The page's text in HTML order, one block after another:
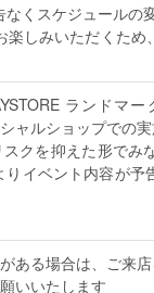
くスケジュールの
楽しみいただくた
ランドマ
ャルショップでの
クを抑えた形でみ
イベント内容が
ある場合は、ご来
いいたします